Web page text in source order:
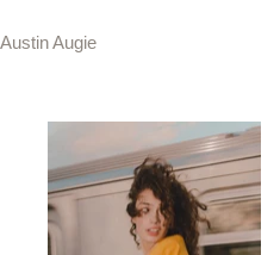
Austin Augie